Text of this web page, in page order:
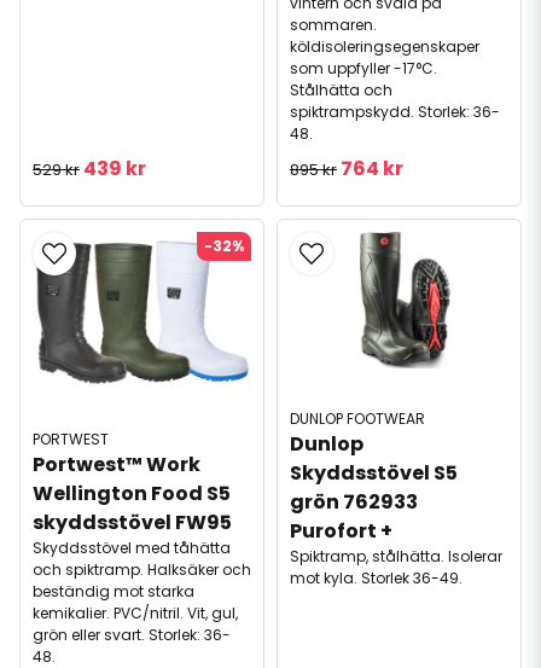
529 kr 439 kr
sommaren.
köldisoleringsegenskaper
som uppfyller -17°C.
Stålhätta och
spiktrampskydd. Storlek: 36-
48.
895 kr 764 kr
PORTWEST
Portwest™ Work
Wellington Food S5
skyddsstövel FW95
Skyddsstövel med tåhätta
och spiktramp. Halksäker och
beständig mot starka
kemikalier. PVC/nitril. Vit, gul,
grön eller svart. Storlek: 36-
48.
-32%
DUNLOP FOOTWEAR
Dunlop
Skyddsstövel S5
grön 762933
Purofort +
Spiktramp, stålhätta. Isolerar
mot kyla. Storlek 36-49.